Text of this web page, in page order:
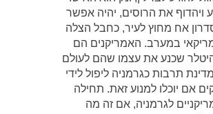
ויהדוף את הרוסים, יהיה אפשר
אח מחוץ לעיר, כחבל הצלה
במערב. האמריקנים הם
שכנע את עצמו שהם לעולם
תרבות כגרמניה ליפול לידי
אם יוכלו למנוע זאת. תחילה
לגרמניה, אם זה מה